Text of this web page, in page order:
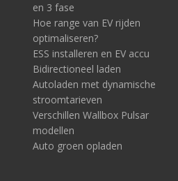
en 3 fase
Hoe range van EV rijden
optimaliseren?
ESS installeren en EV accu
Bidirectioneel laden
Autoladen met dynamische
stroomtarieven
Verschillen Wallbox Pulsar
modellen
Auto groen opladen